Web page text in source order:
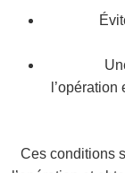
Ces conditions